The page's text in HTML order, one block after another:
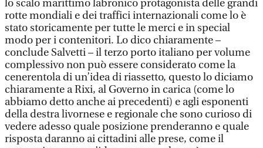
lo scalo marittimo labronico protagonista delle grandi
rotte mondiali e dei traffici internazionali come lo è
stato storicamente per tutte le merci e in special
modo per i contenitori. Lo dico chiaramente –
conclude Salvetti – il terzo porto italiano per volume
complessivo non può essere considerato come la
cenerentola di un’idea di riassetto, questo lo diciamo
chiaramente a Rixi, al Governo in carica (come lo
abbiamo detto anche ai precedenti) e agli esponenti
della destra livornese e regionale che sono curioso di
vedere adesso quale posizione prenderanno e quale
risposta daranno ai cittadini alle prese, come il